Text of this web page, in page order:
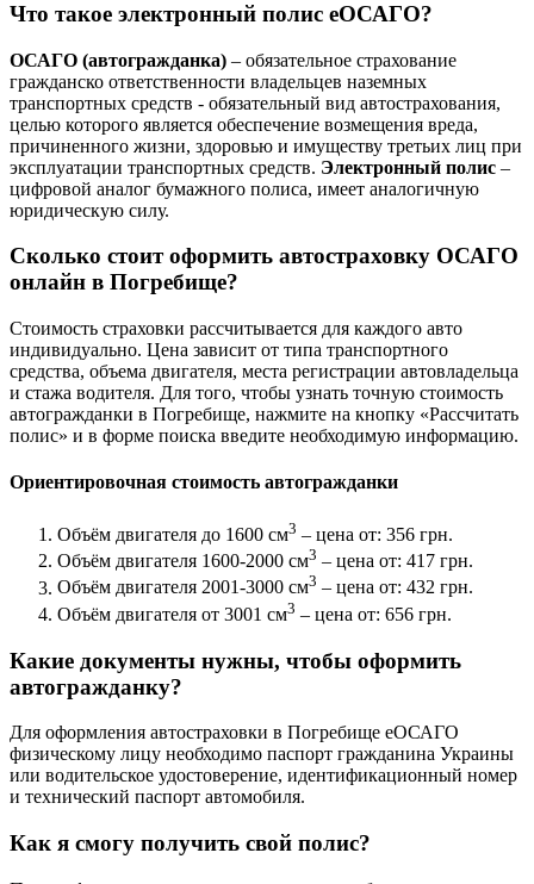
Что такое электронный полис еОСАГО?
ОСАГО (автогражданка) – обязательное страхование
гражданско ответственности владельцев наземных
транспортных средств - обязательный вид автострахования,
целью которого является обеспечение возмещения вреда,
причиненного жизни, здоровью и имуществу третьих лиц при
эксплуатации транспортных средств. Электронный полис –
цифровой аналог бумажного полиса, имеет аналогичную
юридическую силу.
Сколько стоит оформить автостраховку ОСАГО
онлайн в Погребище?
Стоимость страховки рассчитывается для каждого авто
индивидуально. Цена зависит от типа транспортного
средства, объема двигателя, места регистрации автовладельца
и стажа водителя. Для того, чтобы узнать точную стоимость
автогражданки в Погребище, нажмите на кнопку «Рассчитать
полис» и в форме поиска введите необходимую информацию.
Ориентировочная стоимость автогражданки
Объём двигателя до 1600 см3 – цена от: 356 грн.
Объём двигателя 1600-2000 см3 – цена от: 417 грн.
Объём двигателя 2001-3000 см3 – цена от: 432 грн.
Объём двигателя от 3001 см3 – цена от: 656 грн.
Какие документы нужны, чтобы оформить
автогражданку?
Для оформления автостраховки в Погребище еОСАГО
физическому лицу необходимо паспорт гражданина Украины
или водительское удостоверение, идентификационный номер
и технический паспорт автомобиля.
Как я смогу получить свой полис?